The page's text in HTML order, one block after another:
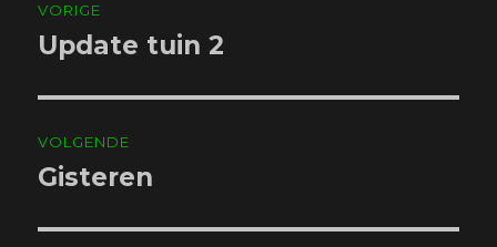
navigatie
VORIGE
Vorig
Update tuin 2
VOLGENDE
Volgend
Gisteren